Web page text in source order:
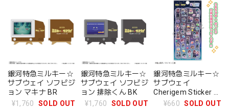
銀河特急ミルキー☆
サブウェイ ソフビジ
ョン マキナ BR
¥1,760
SOLD OUT
銀河特急ミルキー☆
サブウェイ ソフビジ
ョン 排除くん BK
¥1,760
SOLD OUT
銀河特急ミルキー☆
サブウェイ
Cherigem Sticker 描
き起こし第1弾
¥660 SOLD OUT